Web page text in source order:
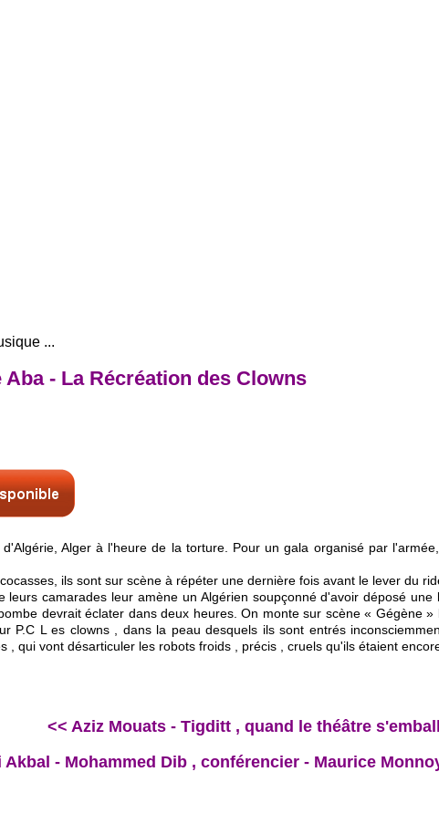
...
Aba - La Récréation des Clowns
Alger à l'heure de la torture. Pour un gala organisé par
ils sont sur scène à répéter une dernière fois avant le lever du
leurs camarades leur amène un Algérien soupçonné d'avoir déposé
devrait éclater dans deux heures. On monte sur scène « Gégène
P.C L es clowns , dans la peau desquels ils sont entrés
, qui vont désarticuler les robots froids , précis , cruels qu'ils étaient
<< Aziz Mouats - Tigditt , quand le théâtre
Akbal - Mohammed Dib , conférencier - Maurice